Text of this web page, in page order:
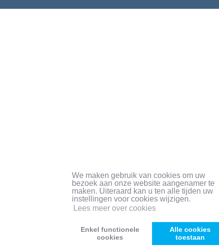
We maken gebruik van cookies om uw
bezoek aan onze website aangenamer te
maken. Uiteraard kan u ten alle tijden uw
instellingen voor cookies wijzigen.
Lees meer over cookies
Enkel functionele
cookies
Alle cookies
toestaan